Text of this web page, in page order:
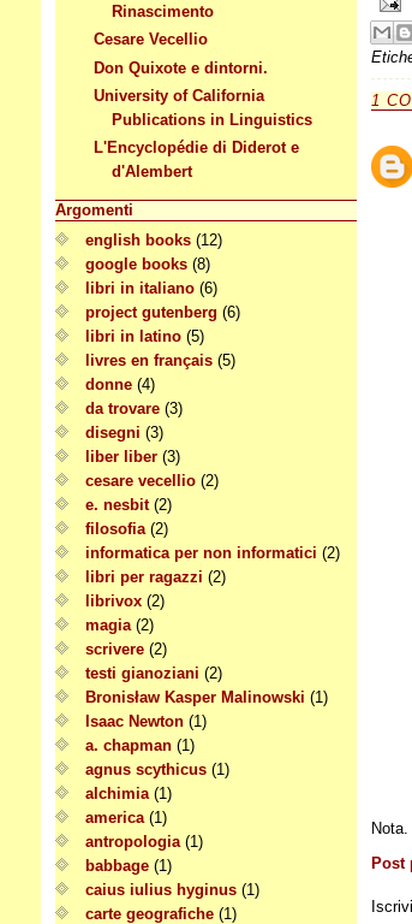
Rinascimento
Cesare Vecellio
Don Quixote e dintorni.
University of California
Publications in Linguistics
L'Encyclopédie di Diderot e
d'Alembert
Argomenti
english books (12)
google books (8)
libri in italiano (6)
project gutenberg (6)
libri in latino (5)
livres en français (5)
donne (4)
da trovare (3)
disegni (3)
liber liber (3)
cesare vecellio (2)
e. nesbit (2)
filosofia (2)
informatica per non informatici (2)
libri per ragazzi (2)
librivox (2)
magia (2)
scrivere (2)
testi gianoziani (2)
Bronisław Kasper Malinowski (1)
Isaac Newton (1)
a. chapman (1)
agnus scythicus (1)
alchimia (1)
america (1)
antropologia (1)
babbage (1)
caius iulius hyginus (1)
carte geografiche (1)
1
Post